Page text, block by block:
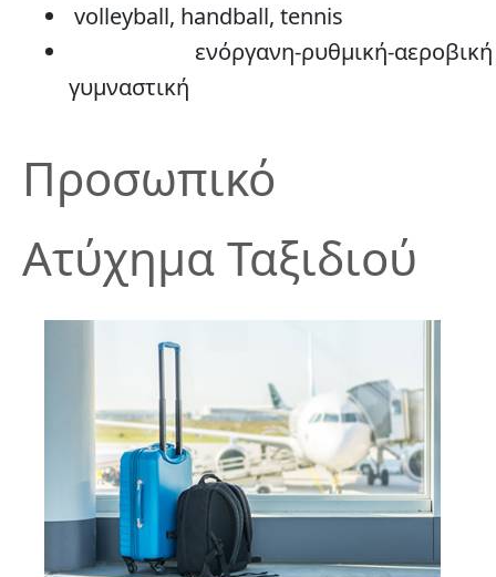
volleyball, handball, tennis
ενόργανη-ρυθμική-αεροβική
γυμναστική
Προσωπικό
Ατύχημα Ταξιδιού